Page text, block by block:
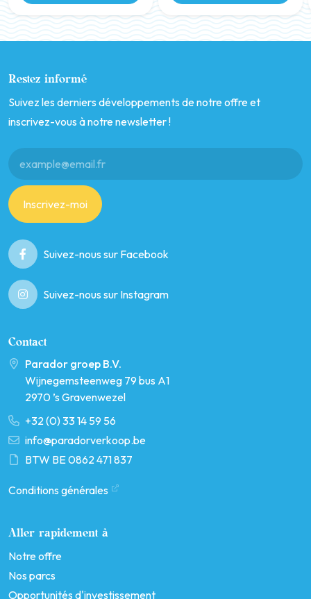
Restez informé
Suivez les derniers développements de notre offre et
inscrivez-vous à notre newsletter !
Inscrivez-moi
Suivez-nous sur Facebook
Suivez-nous sur Instagram
Contact
Parador groep B.V.
Wijnegemsteenweg 79 bus A1
2970 ’s Gravenwezel
+32 (0) 33 14 59 56
info@paradorverkoop.be
BTW BE 0862 471 837
Conditions générales
Aller rapidement à
Notre offre
Nos parcs
Opportunités d'investissement